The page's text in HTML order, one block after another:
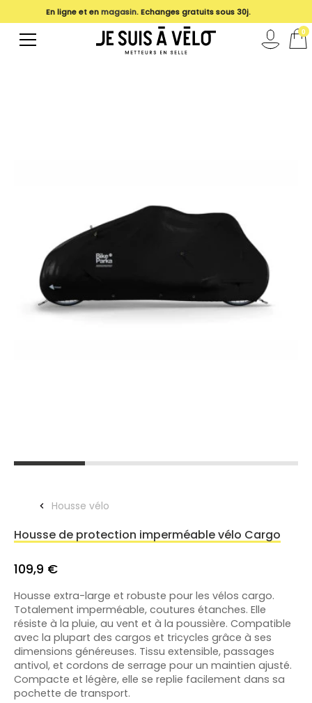
Housse vélo
Housse de protection imperméable vélo Cargo
109,9 €
Housse extra-large et robuste pour les vélos cargo.
Totalement imperméable, coutures étanches. Elle
résiste à la pluie, au vent et à la poussière. Compatible
avec la plupart des cargos et tricycles grâce à ses
dimensions généreuses. Tissu extensible, passages
antivol, et cordons de serrage pour un maintien ajusté.
Compacte et légère, elle se replie facilement dans sa
pochette de transport.
En ligne et enmagasin. Echanges gratuits sous 30j.
0